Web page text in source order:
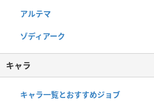
アルテマ
ゾディアーク
キャラ
キャラ一覧とおすすめジョブ